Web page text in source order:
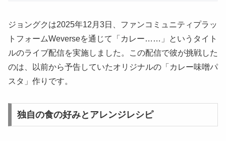
ジョングクは2025年12月3日、ファンコミュニティプラッ
トフォームWeverseを通じて「カレー……」というタイト
ルのライブ配信を実施しました。この配信で彼が挑戦した
のは、以前から予告していたオリジナルの「カレー味噌パ
スタ」作りです。
独自の食の好みとアレンジレシピ